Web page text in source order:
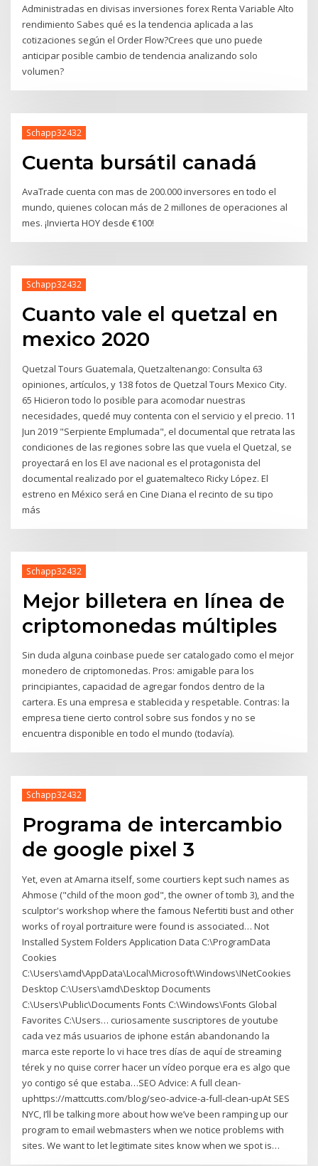
Administradas en divisas inversiones forex Renta Variable Alto
rendimiento Sabes qué es la tendencia aplicada a las
cotizaciones según el Order Flow?Crees que uno puede
anticipar posible cambio de tendencia analizando solo
volumen?
Schapp32432
Cuenta bursátil canadá
AvaTrade cuenta con mas de 200.000 inversores en todo el
mundo, quienes colocan más de 2 millones de operaciones al
mes. ¡Invierta HOY desde €100!
Schapp32432
Cuanto vale el quetzal en
mexico 2020
Quetzal Tours Guatemala, Quetzaltenango: Consulta 63
opiniones, artículos, y 138 fotos de Quetzal Tours Mexico City.
65 Hicieron todo lo posible para acomodar nuestras
necesidades, quedé muy contenta con el servicio y el precio. 11
Jun 2019 "Serpiente Emplumada", el documental que retrata las
condiciones de las regiones sobre las que vuela el Quetzal, se
proyectará en los El ave nacional es el protagonista del
documental realizado por el guatemalteco Ricky López. El
estreno en México será en Cine Diana el recinto de su tipo
más
Schapp32432
Mejor billetera en línea de
criptomonedas múltiples
Sin duda alguna coinbase puede ser catalogado como el mejor
monedero de criptomonedas. Pros: amigable para los
principiantes, capacidad de agregar fondos dentro de la
cartera. Es una empresa e stablecida y respetable. Contras: la
empresa tiene cierto control sobre sus fondos y no se
encuentra disponible en todo el mundo (todavía).
Schapp32432
Programa de intercambio
de google pixel 3
Yet, even at Amarna itself, some courtiers kept such names as
Ahmose ("child of the moon god", the owner of tomb 3), and the
sculptor's workshop where the famous Nefertiti bust and other
works of royal portraiture were found is associated… Not
Installed System Folders Application Data C:\ProgramData
Cookies
C:\Users\amd\AppData\Local\Microsoft\Windows\INetCookies
Desktop C:\Users\amd\Desktop Documents
C:\Users\Public\Documents Fonts C:\Windows\Fonts Global
Favorites C:\Users… curiosamente suscriptores de youtube
cada vez más usuarios de iphone están abandonando la
marca este reporte lo vi hace tres días de aquí de streaming
térek y no quise correr hacer un vídeo porque era es algo que
yo contigo sé que estaba…SEO Advice: A full clean-
uphttps://mattcutts.com/blog/seo-advice-a-full-clean-upAt SES
NYC, I’ll be talking more about how we’ve been ramping up our
program to email webmasters when we notice problems with
sites. We want to let legitimate sites know when we spot is…